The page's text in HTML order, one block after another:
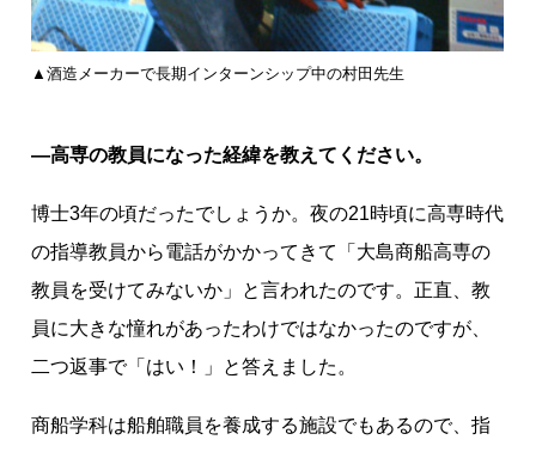
▲酒造メーカーで長期インターンシップ中の村田先生
―高専の教員になった経緯を教えてください。
博士3年の頃だったでしょうか。夜の21時頃に高専時代
の指導教員から電話がかかってきて「大島商船高専の
教員を受けてみないか」と言われたのです。正直、教
員に大きな憧れがあったわけではなかったのですが、
二つ返事で「はい！」と答えました。
商船学科は船舶職員を養成する施設でもあるので、指